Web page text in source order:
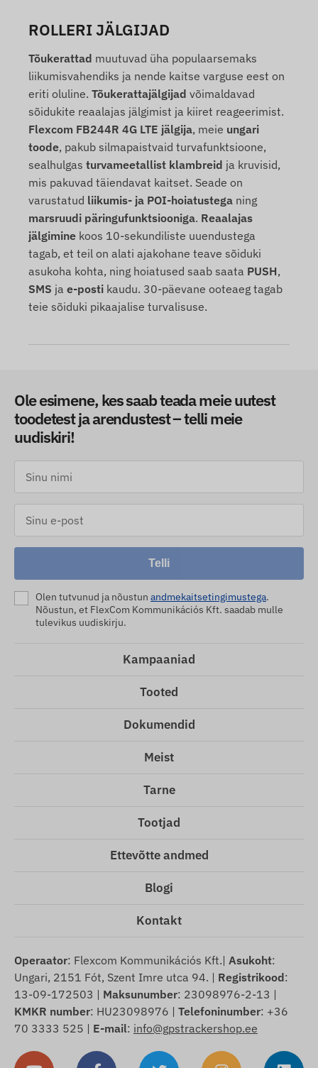
ROLLERI JÄLGIJAD
Tõukerattad muutuvad üha populaarsemaks
liikumisvahendiks ja nende kaitse varguse eest on
eriti oluline. Tõukerattajälgijad võimaldavad
sõidukite reaalajas jälgimist ja kiiret reageerimist.
Flexcom FB244R 4G LTE jälgija, meie ungari
toode, pakub silmapaistvaid turvafunktsioone,
sealhulgas turvameetallist klambreid ja kruvisid,
mis pakuvad täiendavat kaitset. Seade on
varustatud liikumis- ja POI-hoiatustega ning
marsruudi päringufunktsiooniga. Reaalajas
jälgimine koos 10-sekundiliste uuendustega
tagab, et teil on alati ajakohane teave sõiduki
asukoha kohta, ning hoiatused saab saata PUSH,
SMS ja e-posti kaudu. 30-päevane ooteaeg tagab
teie sõiduki pikaajalise turvalisuse.
Ole esimene, kes saab teada meie uutest
toodetest ja arendustest – telli meie
uudiskiri!
Telli
Olen tutvunud ja nõustun andmekaitsetingimustega.
Nõustun, et FlexCom Kommunikációs Kft. saadab mulle
tulevikus uudiskirju.
Kampaaniad
Tooted
Dokumendid
Meist
Tarne
Tootjad
Ettevõtte andmed
Blogi
Kontakt
Operaator: Flexcom Kommunikációs Kft.| Asukoht:
Ungari, 2151 Fót, Szent Imre utca 94. | Registrikood:
13-09-172503 | Maksunumber: 23098976-2-13 |
KMKR number: HU23098976 | Telefoninumber: +36
70 3333 525 | E-mail: info@gpstrackershop.ee